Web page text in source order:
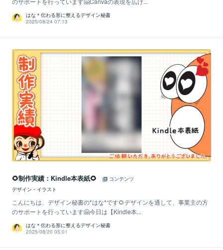
はな＊伝わる形に整えるデザイン秘書
2025/08/24 07:13
🌻制作実績：Kindle本表紙🌻
コンテンツ
デザイン・イラスト
こんにちは、デザイン秘書の*はな*です🌻デザインを通して、事業主の方
のサポートを行っています🤗今日は【Kindle本...
はな＊伝わる形に整えるデザイン秘書
2025/08/20 05:01